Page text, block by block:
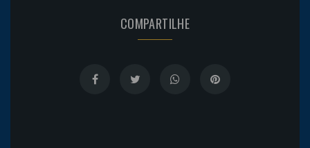
COMPARTILHE